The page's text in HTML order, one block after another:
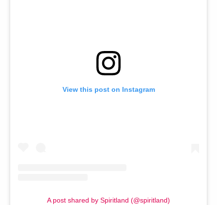
View this post on Instagram
A post shared by Spiritland (@spiritland)